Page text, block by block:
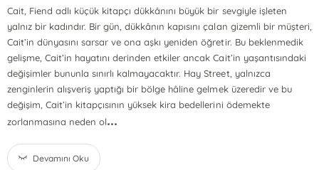
Cait, Fiend adlı küçük kitapçı dükkânını büyük bir sevgiyle işleten
yalnız bir kadındır. Bir gün, dükkânın kapısını çalan gizemli bir müşteri,
Cait’in dünyasını sarsar ve ona aşkı yeniden öğretir. Bu beklenmedik
gelişme, Cait’in hayatını derinden etkiler ancak Cait’in yaşantısındaki
değişimler bununla sınırlı kalmayacaktır. Hay Street, yalnızca
zenginlerin alışveriş yaptığı bir bölge hâline gelmek üzeredir ve bu
değişim, Cait’in kitapçısının yüksek kira bedellerini ödemekte
zorlanmasına neden ol...
Devamını Oku